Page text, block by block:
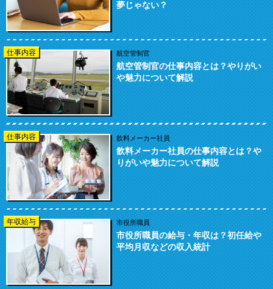
夢じゃない？
仕事内容 航空管制官
航空管制官の仕事内容とは？やりがい
や魅力について解説
仕事内容 飲料メーカー社員
飲料メーカー社員の仕事内容とは？や
りがいや魅力について解説
年収給与 市役所職員
市役所職員の給与・年収は？初任給や
平均月収などの収入統計